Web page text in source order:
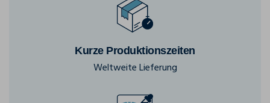
Kurze Produktionszeiten
Weltweite Lieferung